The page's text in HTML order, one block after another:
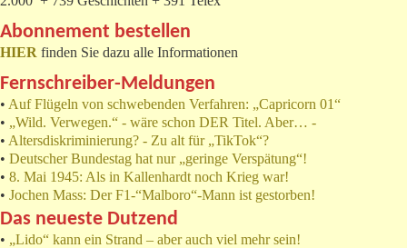
Abonnement bestellen
HIER finden Sie dazu alle Informationen
Fernschreiber-Meldungen
• Auf Flügeln von schwebenden Verfahren: „Capricorn 01“
• „Wild. Verwegen.“ - wäre schon DER Titel. Aber… -
• Altersdiskriminierung? - Zu alt für „TikTok“?
• Deutscher Bundestag hat nur „geringe Verspätung“!
• 8. Mai 1945: Als in Kallenhardt noch Krieg war!
• Jochen Mass: Der F1-“Malboro“-Mann ist gestorben!
Das neueste Dutzend
• „Lido“ kann ein Strand – aber auch viel mehr sein!